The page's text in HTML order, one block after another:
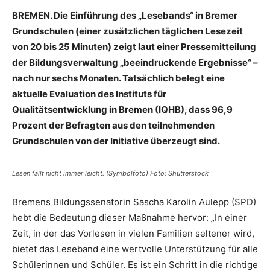
BREMEN. Die Einführung des „Lesebands“ in Bremer
Grundschulen (einer zusätzlichen täglichen Lesezeit
von 20 bis 25 Minuten) zeigt laut einer Pressemitteilung
der Bildungsverwaltung „beeindruckende Ergebnisse“ –
nach nur sechs Monaten. Tatsächlich belegt eine
aktuelle Evaluation des Instituts für
Qualitätsentwicklung in Bremen (IQHB), dass 96,9
Prozent der Befragten aus den teilnehmenden
Grundschulen von der Initiative überzeugt sind.
Lesen fällt nicht immer leicht. (Symbolfoto) Foto: Shutterstock
Bremens Bildungssenatorin Sascha Karolin Aulepp (SPD)
hebt die Bedeutung dieser Maßnahme hervor: „In einer
Zeit, in der das Vorlesen in vielen Familien seltener wird,
bietet das Leseband eine wertvolle Unterstützung für alle
Schülerinnen und Schüler. Es ist ein Schritt in die richtige